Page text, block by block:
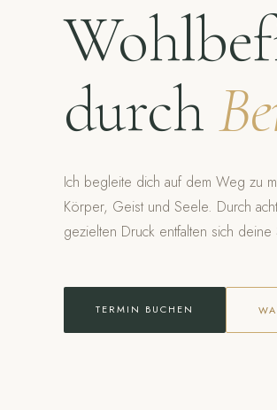
durch
Ich begleite dich auf dem Weg zu
Körper, Geist und Seele. Durch
gezielten Druck entfalten sich deine
TERMIN BUCHEN